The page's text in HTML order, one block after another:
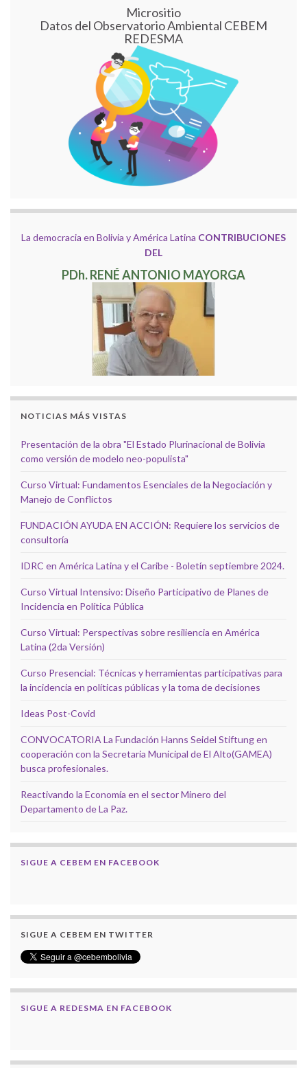
Micrositio
Datos del Observatorio Ambiental CEBEM
REDESMA
La democracia en Bolivia y América Latina CONTRIBUCIONES
DEL
PDh. RENÉ ANTONIO MAYORGA
NOTICIAS MÁS VISTAS
Presentación de la obra "El Estado Plurinacional de Bolivia
como versión de modelo neo-populista"
Curso Virtual: Fundamentos Esenciales de la Negociación y
Manejo de Conflictos
FUNDACIÓN AYUDA EN ACCIÓN: Requiere los servicios de
consultoría
IDRC en América Latina y el Caribe - Boletín septiembre 2024.
Curso Virtual Intensivo: Diseño Participativo de Planes de
Incidencia en Política Pública
Curso Virtual: Perspectivas sobre resiliencia en América
Latina (2da Versión)
Curso Presencial: Técnicas y herramientas participativas para
la incidencia en políticas públicas y la toma de decisiones
Ideas Post-Covid
CONVOCATORIA La Fundación Hanns Seidel Stiftung en
cooperación con la Secretaria Municipal de El Alto(GAMEA)
busca profesionales.
Reactivando la Economía en el sector Minero del
Departamento de La Paz.
SIGUE A CEBEM EN FACEBOOK
SIGUE A CEBEM EN TWITTER
SIGUE A REDESMA EN FACEBOOK